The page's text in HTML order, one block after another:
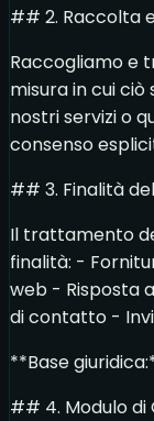
## 2. Raccolta
Raccogliamo e
misura in cui
nostri servizi o
consenso
## 3. Finalità
Il trattamento
finalità: -
web - Risposta
di contatto -
**Base
## 4. Modulo